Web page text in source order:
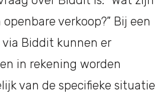
verkoop?” Bij een
Biddit kunnen er
in rekening worden
van de specifieke situatie